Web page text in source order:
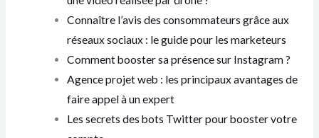
Connaître l’avis des consommateurs grâce aux
réseaux sociaux : le guide pour les marketeurs
Comment booster sa présence sur Instagram ?
Agence projet web : les principaux avantages de
faire appel à un expert
Les secrets des bots Twitter pour booster votre